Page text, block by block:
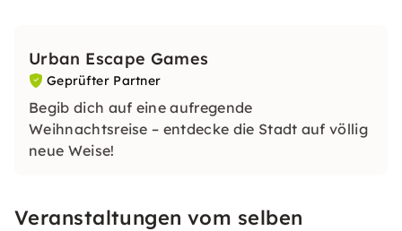
Urban Escape Games
Geprüfter Partner
Begib dich auf eine aufregende
Weihnachtsreise – entdecke die Stadt auf völlig
neue Weise!
Veranstaltungen vom selben